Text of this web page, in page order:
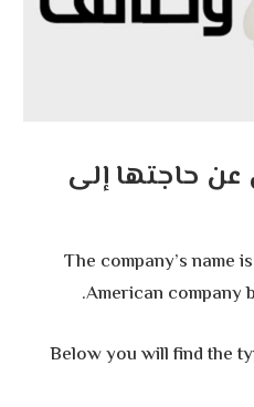
عن حاجتها إلى
The company’s name
American company
Below you will find the